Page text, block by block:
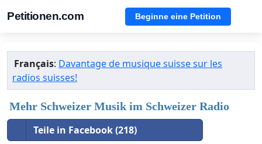
Petitionen.com Beginne eine Petition
Français: Davantage de musique suisse sur les
radios suisses!
Mehr Schweizer Musik im Schweizer Radio
Teile in Facebook (218)